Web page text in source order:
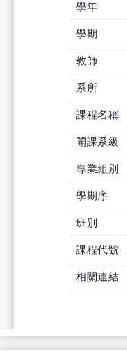
學年
學期
教師
系所
課程名稱
開課系級
專業組別
學期序
班別
課程代號
相關連結